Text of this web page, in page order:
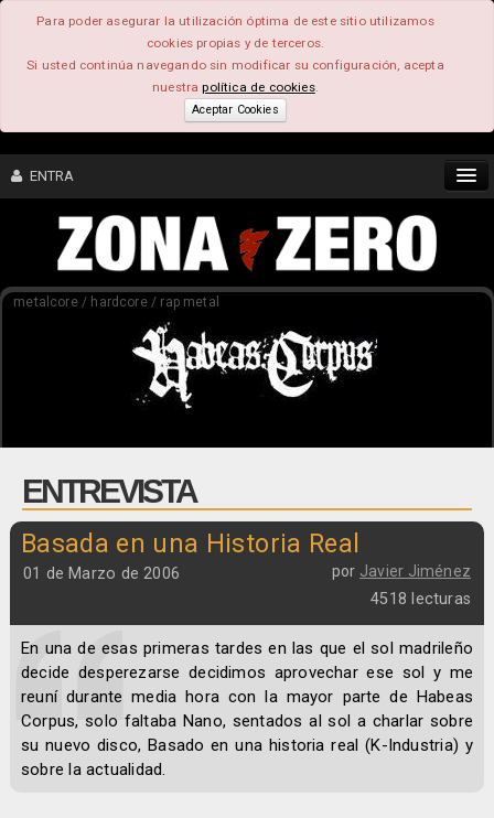
Para poder asegurar la utilización óptima de este sitio utilizamos
cookies propias y de terceros.
Si usted continúa navegando sin modificar su configuración, acepta
nuestrapolítica de cookies.
Aceptar Cookies
ENTRA
CONTENIDO
metalcore / hardcore / rap metal
ENTREVISTA
Basada en una Historia Real
por Javier Jiménez
01 de Marzo de 2006
4518 lecturas
En una de esas primeras tardes en las que el sol madrileño
decide desperezarse decidimos aprovechar ese sol y me
reuní durante media hora con la mayor parte de Habeas
Corpus, solo faltaba Nano, sentados al sol a charlar sobre
su nuevo disco, Basado en una historia real (K-Industria) y
sobre la actualidad.